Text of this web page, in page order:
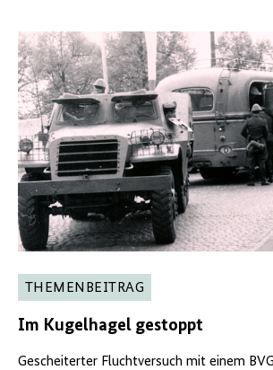
THEMENBEITRAG
Im Kugelhagel gestoppt
Gescheiterter Fluchtversuch mit einem